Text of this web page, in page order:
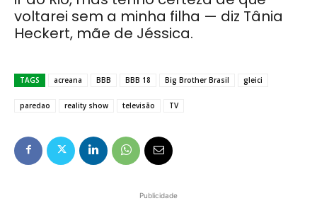
voltarei sem a minha filha — diz Tânia
Heckert, mãe de Jéssica.
TAGS acreana BBB BBB 18 Big Brother Brasil gleici
paredao reality show televisão TV
Publicidade